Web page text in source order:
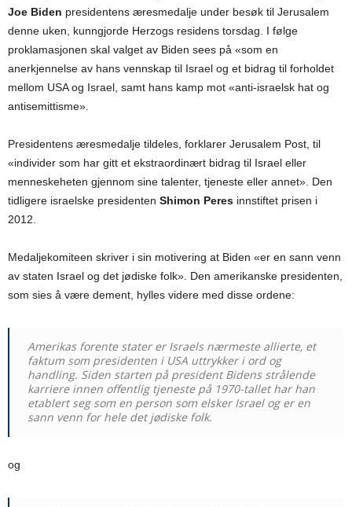
Joe Biden presidentens æresmedalje under besøk til Jerusalem
denne uken, kunngjorde Herzogs residens torsdag. I følge
proklamasjonen skal valget av Biden sees på «som en
anerkjennelse av hans vennskap til Israel og et bidrag til forholdet
mellom USA og Israel, samt hans kamp mot «anti-israelsk hat og
antisemittisme».
Presidentens æresmedalje tildeles, forklarer Jerusalem Post, til
«individer som har gitt et ekstraordinært bidrag til Israel eller
menneskeheten gjennom sine talenter, tjeneste eller annet». Den
tidligere israelske presidenten Shimon Peres innstiftet prisen i
2012.
Medaljekomiteen skriver i sin motivering at Biden «er en sann venn
av staten Israel og det jødiske folk». Den amerikanske presidenten,
som sies å være dement, hylles videre med disse ordene:
Amerikas forente stater er Israels nærmeste allierte, et
faktum som presidenten i USA uttrykker i ord og
handling. Siden starten på president Bidens strålende
karriere innen offentlig tjeneste på 1970-tallet har han
etablert seg som en person som elsker Israel og er en
sann venn for hele det jødiske folk.
og